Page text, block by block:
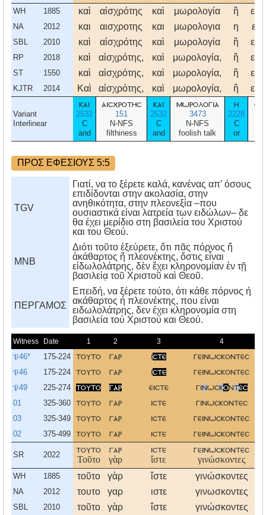
WH 1885 καὶ αἰσχρότης καὶ μωρολογία ἢ
NA 2012 και αισχροτης και μωρολογια η
SBL 2010 καὶ αἰσχρότης καὶ μωρολογία ἢ
RP 2018 καὶ αἰσχρότης, καὶ μωρολογία, ἢ
ST 1550 καὶ αἰσχρότης, καὶ μωρολογία, ἢ
KJTR 2014 Καὶ αἰσχρότης, καὶ μωρολογία, ἢ
Variant
Interlinear
και
2532
C
and
αισχροτησ
151
N-NFS
filthiness
και
2532
C
and
μωρολογια
3473
N-NFS
foolish talk
η
2228
C
or
ΠΡΟΣ ΕΦΕΣΙΟΥΣ 5:5
TGV
Γιατί, να το ξέρετε καλά, κανένας απ’ όσους
επιδίδονται στην ακολασία, στην
ανηθικότητα, στην πλεονεξία –που
ουσιαστικά είναι λατρεία των ειδώλων– δε
θα έχει μερίδιο στη βασιλεία του Χριστού
και του Θεού.
MNB
Διότι τοῦτο ἐξεύρετε, ὅτι πᾶς πόρνος ἤ
ἀκάθαρτος ἤ πλεονέκτης, ὅστις εἶναι
εἰδωλολάτρης, δὲν ἔχει κληρονομίαν ἐν τῇ
βασιλείᾳ τοῦ Χριστοῦ καὶ Θεοῦ.
ΠΕΡΓΑΜΟΣ
Eπειδή, να ξέρετε τούτο, ότι κάθε πόρνος ή
ακάθαρτος ή πλεονέκτης, που είναι
ειδωλολάτρης, δεν έχει κληρονομία στη
βασιλεία τού Xριστού και Θεού.
Witness Date 1 2 3 4
𝔓46* 175-224 τουτο γαρ ιστε γεινωσκοντεσ
𝔓46 175-224 τουτο γαρ ιστε γεινωσκοντεσ
𝔓49 225-274 τουτο γαρ ειστε γινωσκοντεσ
01 325-360 τουτο γαρ ιστε γινωσκοντεσ
03 325-349 τουτο γαρ ιστε γεινωσκοντεσ
02 375-499 τουτο γαρ ιστε γεινωσκοντεσ
SR 2022
τουτο
Τοῦτο
γαρ
γὰρ
ιστε
ἴστε
γεινωσκοντεσ
γινώσκοντες
WH 1885 τοῦτο γὰρ ἴστε γινώσκοντες
NA 2012 τουτο γαρ ιστε γινωσκοντες
SBL 2010 τοῦτο γὰρ ἴστε γινώσκοντες